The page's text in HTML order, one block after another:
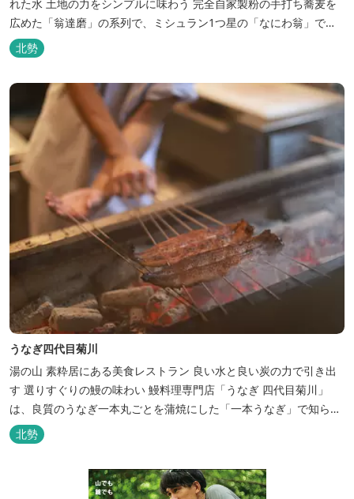
れた水 土地の力をシンプルに味わう 完全自家製粉の手打ち蕎麦を
広めた「翁達磨」の系列で、ミシュラン1つ星の「なにわ翁」で研
鑽を積んだ石垣雄介氏が開業した「そば切り石垣」。 翁伝統の完全
自家製粉による二八蕎麦を踏襲し、蕎麦と酒をシンプルに楽しむ店
を実現しました。国産蕎麦の香りを存分に引き出す、湯の山温泉の
天然の水の力...
北勢
うなぎ四代目菊川
湯の山 素粋居にある美食レストラン 良い水と良い炭の力で引き出
す 選りすぐりの鰻の味わい 鰻料理専門店「うなぎ 四代目菊川」
は、良質のうなぎ一本丸ごとを蒲焼にした「一本うなぎ」で知られ
ます。大きさも太さも極上の鰻を厳選し、皮をパリッと焼き上げて
も身質がフワッとやわらかい、贅沢な食感を実現。 鮮度抜群の鰻を
毎日捌き、良質の炭で焼き立てを供します。素材から炭まで、鰻の
北勢